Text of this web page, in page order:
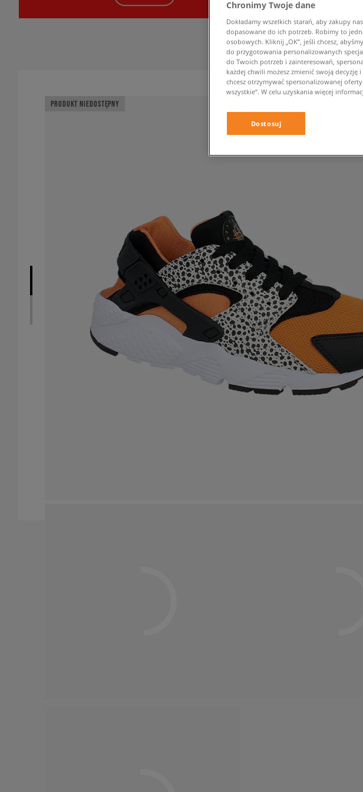
PRODUKT NIEDOSTĘPNY
Chronimy Twoje dane
Dokładamy wszelkich starań, aby zakupy
dopasowane do ich potrzeb. Robimy to
osobowych. Kliknij „OK”, jeśli chcesz,
do przygotowania personalizowanych
do Twoich potrzeb i zainteresowań,
każdej chwili możesz zmienić swoją decyzję
chcesz otrzymywać spersonalizowanej
wszystkie”. W celu uzyskania więcej
Dostosuj